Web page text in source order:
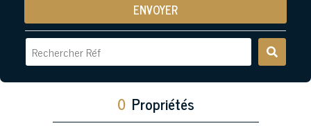
ENVOYER
0 Propriétés